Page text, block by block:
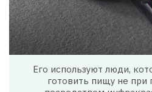
Его используют люди,
готовить пищу не